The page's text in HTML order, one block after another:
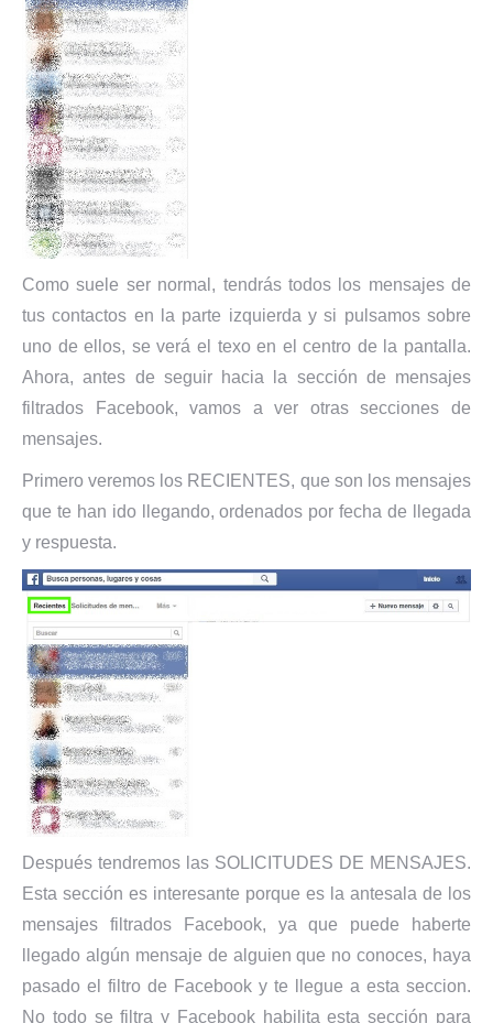
Como suele ser normal, tendrás todos los mensajes de
tus contactos en la parte izquierda y si pulsamos sobre
uno de ellos, se verá el texo en el centro de la pantalla.
Ahora, antes de seguir hacia la sección de mensajes
filtrados Facebook, vamos a ver otras secciones de
mensajes.
Primero veremos los RECIENTES, que son los mensajes
que te han ido llegando, ordenados por fecha de llegada
y respuesta.
Después tendremos las SOLICITUDES DE MENSAJES.
Esta sección es interesante porque es la antesala de los
mensajes filtrados Facebook, ya que puede haberte
llegado algún mensaje de alguien que no conoces, haya
pasado el filtro de Facebook y te llegue a esta seccion.
No todo se filtra y Facebook habilita esta sección para